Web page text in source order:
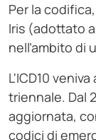
Per la
Iris (adottato
nell’ambito di
L'ICD10
triennale. Dal
aggiornata,
codici di